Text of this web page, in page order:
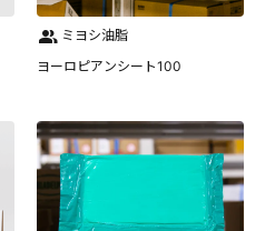
ミヨシ油脂
ヨーロピアンシート100